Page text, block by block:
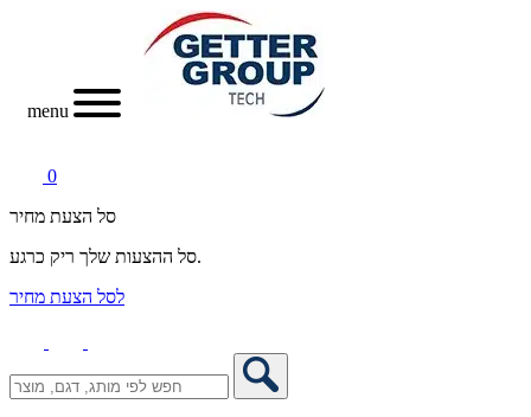
menu
0
סל הצעת מחיר
סל ההצעות שלך ריק כרגע.
לסל הצעת מחיר